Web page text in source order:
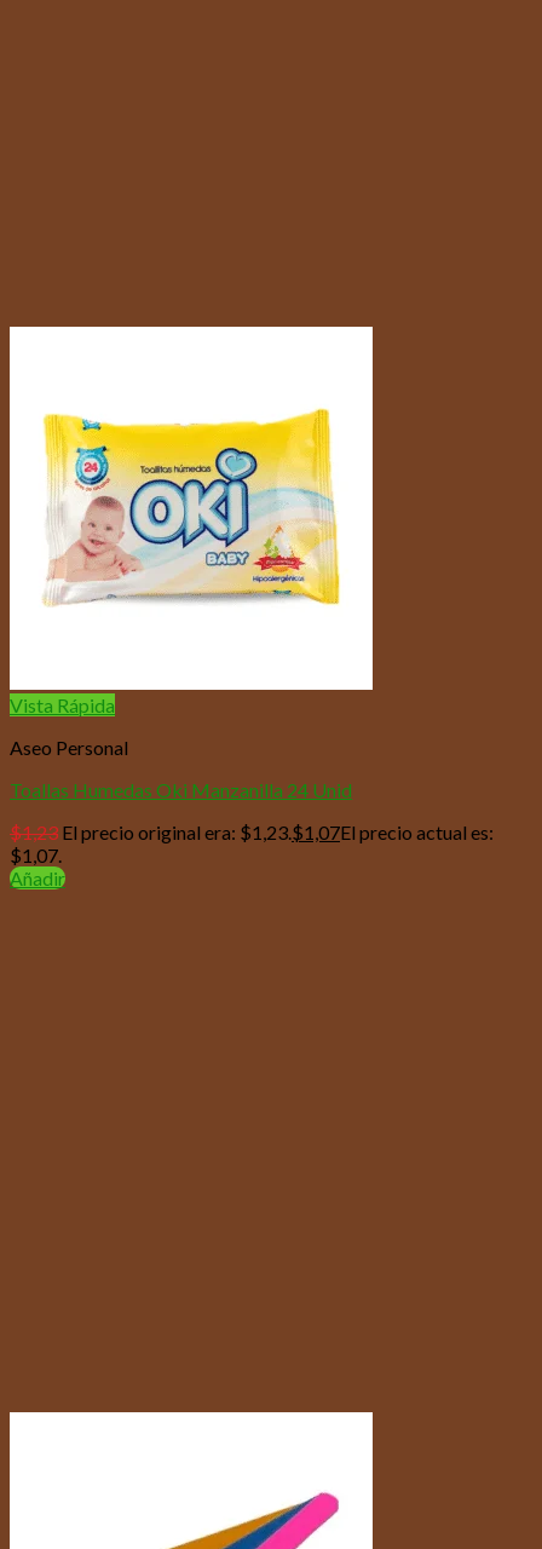
Vista Rápida
Aseo Personal
Toallas Humedas Oki Manzanilla 24 Unid
$1,23 El precio original era: $1,23. $1,07El precio actual es:
$1,07.
Añadir